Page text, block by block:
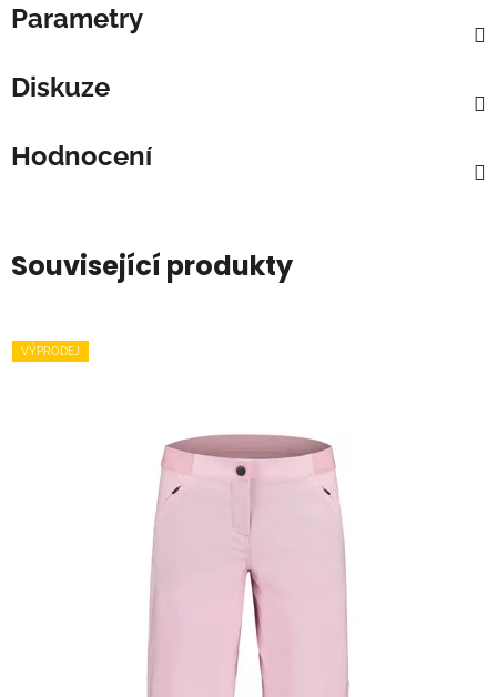
Parametry
Diskuze
Hodnocení
Související produkty
VÝPRODEJ